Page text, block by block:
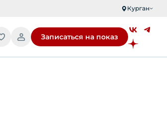
Курган
Записаться на показ